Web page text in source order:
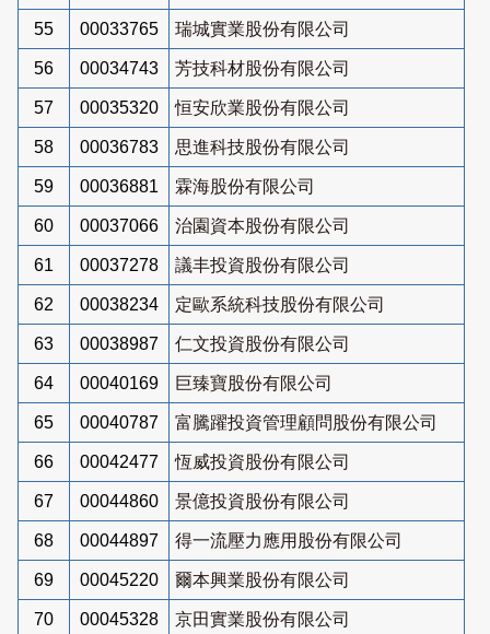
55 00033765 瑞城實業股份有限公司
56 00034743 芳技科材股份有限公司
57 00035320 恒安欣業股份有限公司
58 00036783 思進科技股份有限公司
59 00036881 霖海股份有限公司
60 00037066 治園資本股份有限公司
61 00037278 議丰投資股份有限公司
62 00038234 定歐系統科技股份有限公司
63 00038987 仁文投資股份有限公司
64 00040169 巨臻寶股份有限公司
65 00040787 富騰躍投資管理顧問股份有限公司
66 00042477 恆威投資股份有限公司
67 00044860 景億投資股份有限公司
68 00044897 得一流壓力應用股份有限公司
69 00045220 爾本興業股份有限公司
70 00045328 京田實業股份有限公司